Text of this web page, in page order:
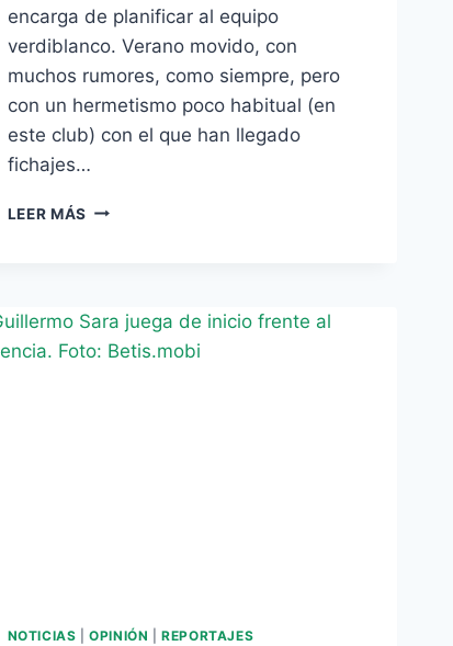
encarga de planificar al equipo
verdiblanco. Verano movido, con
muchos rumores, como siempre, pero
con un hermetismo poco habitual (en
este club) con el que han llegado
fichajes…
LEER MÁS LA
AUNQUE
PUDO
NOTICIAS |OPINIÓN |REPORTAJES